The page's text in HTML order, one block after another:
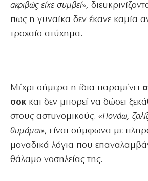
ακριβώς είχε συμβεί»,
πως η γυναίκα δεν έκανε καμία
τροχαίο ατύχημα.
Μέχρι σήμερα η ίδια παραμένει
σοκ και δεν μπορεί να δώσει
στους αστυνομικούς. «Πονάω,
θυμάμαι», είναι σύμφωνα με
μοναδικά λόγια που
θάλαμο νοσηλείας της.